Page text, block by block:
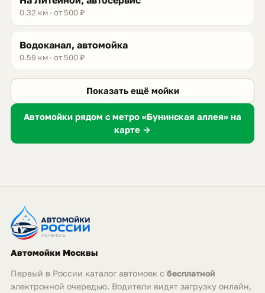
0.32 км · от 500 ₽
Водоканал, автомойка
0.59 км · от 500 ₽
Показать ещё мойки
Автомойки рядом с метро «Бунинская аллея» на
карте →
Автомойки Москвы
Первый в России каталог автомоек с бесплатной
электронной очередью. Водители видят загрузку онлайн,